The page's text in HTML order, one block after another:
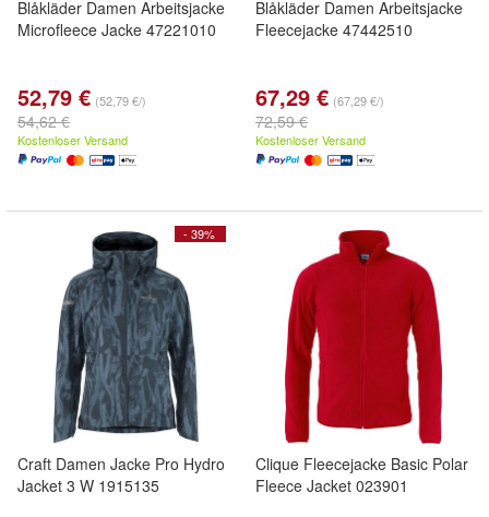
Blåkläder Damen Arbeitsjacke
Microfleece Jacke 47221010
52,79 € (52,79 €/)
54,62 €
Kostenloser Versand
Blåkläder Damen Arbeitsjacke
Fleecejacke 47442510
67,29 € (67,29 €/)
72,59 €
Kostenloser Versand
- 39%
Craft Damen Jacke Pro Hydro
Jacket 3 W 1915135
Clique Fleecejacke Basic Polar
Fleece Jacket 023901